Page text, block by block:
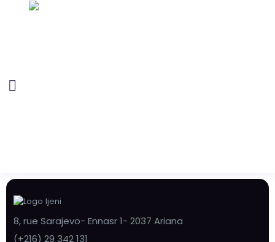
8, rue Sarajevo- Ennasr 1- 2037 Ariana
(+216) 29 342 131